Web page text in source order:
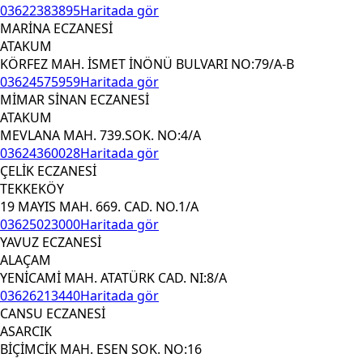
03622383895Haritada gör
MARİNA ECZANESİ
ATAKUM
KÖRFEZ MAH. İSMET İNÖNÜ BULVARI NO:79/A-B
03624575959Haritada gör
MİMAR SİNAN ECZANESİ
ATAKUM
MEVLANA MAH. 739.SOK. NO:4/A
03624360028Haritada gör
ÇELİK ECZANESİ
TEKKEKÖY
19 MAYIS MAH. 669. CAD. NO.1/A
03625023000Haritada gör
YAVUZ ECZANESİ
ALAÇAM
YENİCAMİ MAH. ATATÜRK CAD. NI:8/A
03626213440Haritada gör
CANSU ECZANESİ
ASARCIK
BİÇİMCİK MAH. ESEN SOK. NO:16